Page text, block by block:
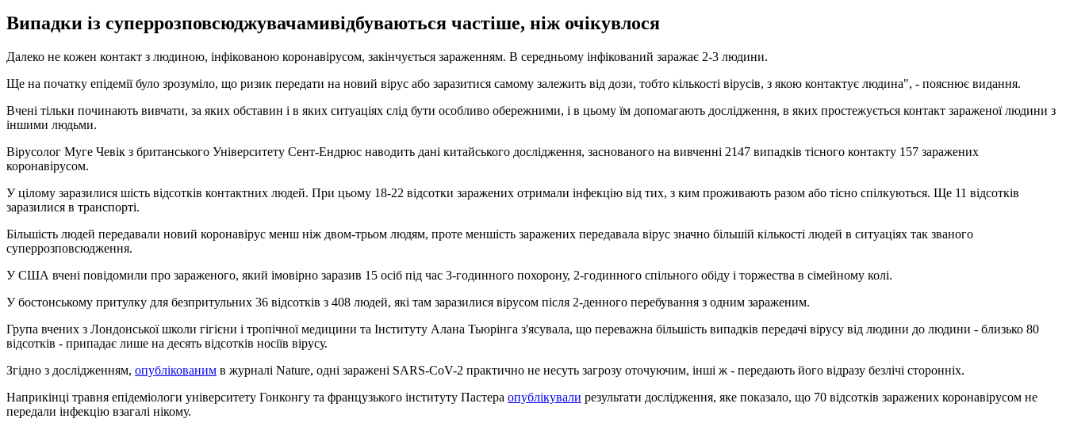
Випадки із суперрозповсюджувачамивідбуваються частіше, ніж очікувлося
Далеко не кожен контакт з людиною, інфікованою коронавірусом, закінчується зараженням. В середньому інфікований заражає 2-3 людини.
Ще на початку епідемії було зрозуміло, що ризик передати на новий вірус або заразитися самому залежить від дози, тобто кількості вірусів, з якою контактує людина", - пояснює видання.
Вчені тільки починають вивчати, за яких обставин і в яких ситуаціях слід бути особливо обережними, і в цьому їм допомагають дослідження, в яких простежується контакт зараженої людини з
іншими людьми.
Вірусолог Муге Чевік з британського Університету Сент-Ендрюс наводить дані китайського дослідження, заснованого на вивченні 2147 випадків тісного контакту 157 заражених
коронавірусом.
У цілому заразилися шість відсотків контактних людей. При цьому 18-22 відсотки заражених отримали інфекцію від тих, з ким проживають разом або тісно спілкуються. Ще 11 відсотків
заразилися в транспорті.
Більшість людей передавали новий коронавірус менш ніж двом-трьом людям, проте меншість заражених передавала вірус значно більшій кількості людей в ситуаціях так званого
суперрозповсюдження.
У США вчені повідомили про зараженого, який імовірно заразив 15 осіб під час 3-годинного похорону, 2-годинного спільного обіду і торжества в сімейному колі.
У бостонському притулку для безпритульних 36 відсотків з 408 людей, які там заразилися вірусом після 2-денного перебування з одним зараженим.
Група вчених з Лондонської школи гігієни і тропічної медицини та Інституту Алана Тьюрінга з'ясувала, що переважна більшість випадків передачі вірусу від людини до людини - близько 80
відсотків - припадає лише на десять відсотків носіїв вірусу.
Згідно з дослідженням, опублікованим в журналі Nature, одні заражені SARS-CoV-2 практично не несуть загрозу оточуючим, інші ж - передають його відразу безлічі сторонніх.
Наприкінці травня епідеміологи університету Гонконгу та французького інституту Пастера опублікували результати дослідження, яке показало, що 70 відсотків заражених коронавірусом не
передали інфекцію взагалі нікому.